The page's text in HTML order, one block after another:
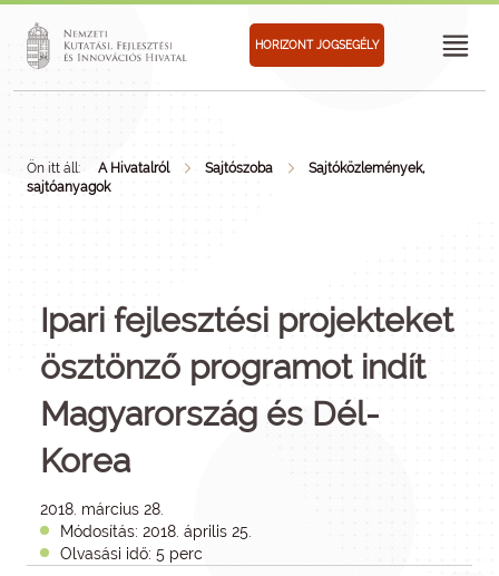
HORIZONT JOGSEGÉLY
Ön itt áll: A Hivatalról Sajtószoba
Sajtóközlemények,
sajtóanyagok
Ipari fejlesztési projekteket
ösztönző programot indít
Magyarország és Dél-
Korea
2018. március 28.
Módosítás: 2018. április 25.
Olvasási idő: 5 perc